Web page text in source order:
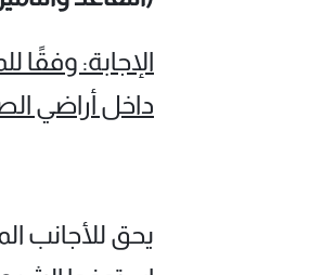
الإجابة: وفقًا
داخل أراضي
يحق للأجانب